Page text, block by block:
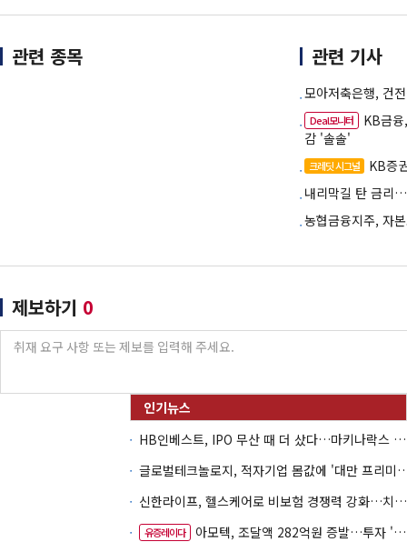
관련 종목 관련 기사
모아저축은행, 건
Deal모니터
KB금
감 '솔솔'
크레딧 시그널
KB증
내리막길 탄 금리
농협금융지주, 자
제보하기 0
HB인베스트, IPO 무산 때 더 샀다…마키나락스 투자 2.7배 회수
글로벌테크놀로지, 적자기업 몸값
신한라이프, 헬스케어로 비보험 경쟁력 강화…치매·간병 공략
유증레이다
아모텍, 조달액 282억원 증발…투자 '속도 조절' 불가피